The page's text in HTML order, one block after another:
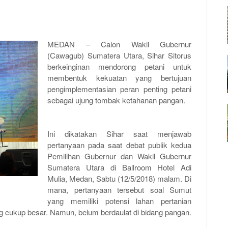
MEDAN – Calon Wakil Gubernur
(Cawagub) Sumatera Utara, Sihar Sitorus
berkeinginan mendorong petani untuk
membentuk kekuatan yang bertujuan
pengimplementasian peran penting petani
sebagai ujung tombak ketahanan pangan.
Ini dikatakan Sihar saat menjawab
pertanyaan pada saat debat publik kedua
Pemilihan Gubernur dan Wakil Gubernur
Sumatera Utara di Ballroom Hotel Adi
Mulia, Medan, Sabtu (12/5/2018) malam. Di
mana, pertanyaan tersebut soal Sumut
yang memiliki potensi lahan pertanian
besar. Namun, belum berdaulat di bidang pangan.